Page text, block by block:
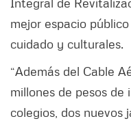
mejor espacio
cuidado y culturales.
“Además del Cable
millones de pesos de
colegios, dos nuevos